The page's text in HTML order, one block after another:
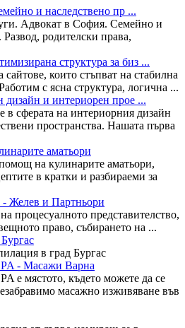
и наследствено пр ...
Адвокат в София. Семейно и
родителски права,
структура за биз ...
сайтове, които стъпват на стабилна
с ясна структура, логична ...
дизайн и интериорен прое ...
в сферата на интериорния дизайн
пространства. Нашата първа
аматьори
на кулинарите аматьори,
в кратки и разбираеми за
- Желев и Партньори
процесуалното представителство,
право, събирането на ...
в град Бургас
- Масажи Варна
е мястото, където можете да се
масажно изживяване във